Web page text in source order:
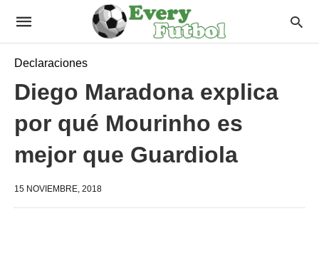
Declaraciones
Diego Maradona explica
por qué Mourinho es
mejor que Guardiola
15 NOVIEMBRE, 2018